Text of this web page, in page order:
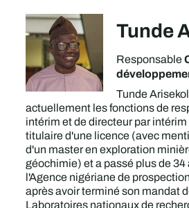
Tunde
Responsable
Tunde
actuellement les fonctions de
intérim et de directeur par
titulaire d'une licence (avec
d'un master en exploration
géochimie) et a passé plus de 34
l'Agence nigériane de
après avoir terminé son mandat